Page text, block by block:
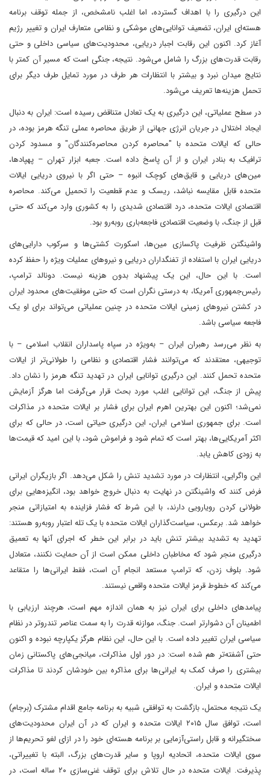
این درگیری را با اهداف گسترده، اما اغلب نامشخص، از جمله توقف برنامه
هسته‌ای ایران، تضعیف توانایی‌های موشکی و نظامی متعارف ایران و تغییر رژیم
آغاز کرد. اکنون این رقابت اجبار دریایی، محدودیت‌های سیاسی داخلی و حتی
رقابت قدرت‌های بزرگ را شامل می‌شود. نتیجه، جنگی است که مسیر آن کمتر با
نتایج میدان نبرد و بیشتر با انتظارات هر طرف در مورد تمایل طرف دیگر برای
تحمل هزینه‌ها تعریف می‌شود.
در سطح عملیاتی، این درگیری به یک تعادل متناقض رسیده است: ایران به دنبال
ایجاد اختلال در جریان انرژی جهانی از طریق محاصره عملی تنگه هرمز بوده، در
حالی که ایالات متحده با "محاصره کردن محاصره‌کنندگان" و مسدود کردن
ترافیک به بنادر ایران و از آن پاسخ داده است. جعبه ابزار تهران – پهپادها،
مین‌های دریایی و قایق‌های کوچک انبوه – حتی اگر با نیروی دریایی ایالات
متحده قابل مقایسه نباشد، ریسک و عدم قطعیت را تحمیل می‌کند. محاصره
اقتصادی ایالات متحده، درد اقتصادی شدیدی را به کشوری وارد می‌کند که حتی
قبل از جنگ، با وضعیت اقتصادی فاجعه‌باری روبه‌رو بود.
واشینگتن ظرفیت پاکسازی مین‌ها، اسکورت کشتی‌ها و سرکوب دارایی‌های
دریایی ایران با استفاده از تفنگداران دریایی و نیروهای عملیات ویژه را حفظ کرده
است. با این حال، این یک پیشنهاد بدون هزینه نیست. دونالد ترامپ،
رئیس‌جمهوری آمریکا، به درستی نگران است که حتی موفقیت‌های محدود ایران
در کشتن نیروهای زمینی ایالات متحده در چنین عملیاتی می‌تواند برای او یک
فاجعه سیاسی باشد.
به نظر می‌رسد رهبران ایران – به‌ویژه در سپاه پاسداران انقلاب اسلامی – با
توجیهی، معتقدند که می‌توانند فشار اقتصادی و نظامی را طولانی‌تر از ایالات
متحده تحمل کنند. این درگیری توانایی ایران در تهدید تنگه هرمز را نشان داد.
پیش از جنگ، این توانایی اغلب مورد بحث قرار می‌گرفت اما هرگز آزمایش
نمی‌شد؛ اکنون این بهترین اهرم ایران برای فشار بر ایالات متحده در مذاکرات
است. برای جمهوری اسلامی ایران، این درگیری حیاتی است، در حالی که برای
اکثر آمریکایی‌ها، بهتر است که تمام شود و فراموش شود، با این امید که قیمت‌ها
به زودی کاهش یابد.
این واگرایی، انتظارات در مورد تشدید تنش را شکل می‌دهد. اگر بازیگران ایرانی
فرض کنند که واشینگتن در نهایت به دنبال خروج خواهد بود، انگیزه‌هایی برای
طولانی کردن رویارویی دارند، با این شرط که فشار فزاینده به امتیازاتی منجر
خواهد شد. برعکس، سیاست‌گذاران ایالات متحده با یک تله اعتبار روبه‌رو هستند:
تهدید به تشدید بیشتر تنش باید در برابر این خطر که اجرای آنها به تعمیق
درگیری منجر شود که مخاطبان داخلی ممکن است از آن حمایت نکنند، متعادل
شود. بلوف زدن، که ترامپ مستعد انجام آن است، فقط ایرانی‌ها را متقاعد
می‌کند که خطوط قرمز ایالات متحده واقعی نیستند.
پیامدهای داخلی برای ایران نیز به همان اندازه مهم است، هرچند ارزیابی با
اطمینان آن دشوارتر است. جنگ، موازنه قدرت را به سمت عناصر تندروتر در نظام
سیاسی ایران تغییر داده است. با این حال، این نظام هرگز یکپارچه نبوده و اکنون
حتی آشفته‌تر هم شده است: در دور اول مذاکرات، میانجی‌های پاکستانی زمان
بیشتری را صرف کمک به ایرانی‌ها برای مذاکره بین خودشان کردند تا مذاکرات
ایالات متحده و ایران.
یک نتیجه محتمل، بازگشت به توافقی شبیه به برنامه جامع اقدام مشترک (برجام)
است، توافق سال ۲۰۱۵ ایالات متحده و ایران که در آن ایران محدودیت‌های
سختگیرانه و قابل راستی‌آزمایی بر برنامه هسته‌ای خود را در ازای لغو تحریم‌ها از
سوی ایالات متحده، اتحادیه اروپا و سایر قدرت‌های بزرگ، البته با تغییراتی،
پذیرفت. ایالات متحده در حال تلاش برای توقف غنی‌سازی ۲۰ ساله است، در